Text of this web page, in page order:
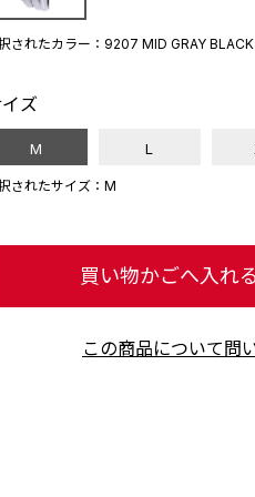
されたカラー：9207 MID GRAY
ズ
M L
されたサイズ：M
買い物かごへ入れる
この商品について問